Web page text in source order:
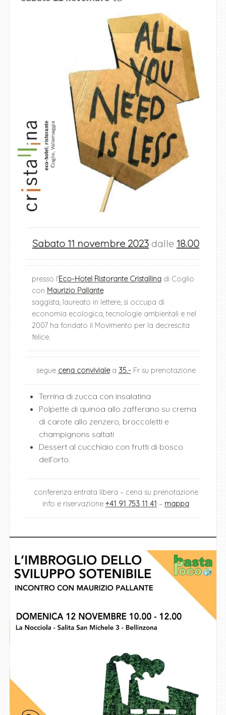
Sabato 11 novembre 2023 dalle 18.00
presso l’Eco-Hotel Ristorante Cristallinadi Coglio
con Maurizio Pallante
saggista, laureato in lettere, si occupa di
economia ecologica, tecnologie ambientali e nel
2007 ha fondato il Movimento per la decrescita
felice.
segue cena convivialea 35.-Fr su prenotazione
Terrina di zucca con insalatina
Polpette di quinoa allo zafferano su crema
di carote allo zenzero, broccoletti e
champignons saltati
Dessert al cucchiaio con frutti di bosco
dell’orto.
conferenza entrata libera – cena su prenotazione
info e riservazione +41 91 753 11 41 – mappa